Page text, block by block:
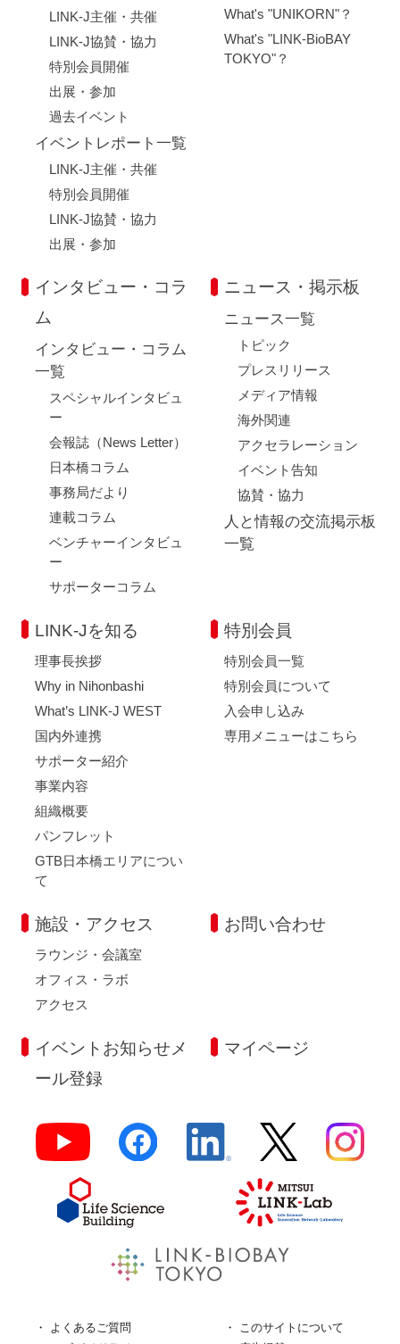
LINK-J主催・共催
LINK-J協賛・協力
特別会員開催
出展・参加
過去イベント
イベントレポート一覧
LINK-J主催・共催
特別会員開催
LINK-J協賛・協力
出展・参加
What's "UNIKORN"？
What's "LINK-BioBAY
TOKYO"？
インタビュー・コラ
ム
インタビュー・コラム
一覧
スペシャルインタビュ
ー
会報誌（News Letter）
日本橋コラム
事務局だより
連載コラム
ベンチャーインタビュ
ー
サポーターコラム
ニュース・掲示板
ニュース一覧
トピック
プレスリリース
メディア情報
海外関連
アクセラレーション
イベント告知
協賛・協力
人と情報の交流掲示板
一覧
LINK-Jを知る
理事長挨拶
Why in Nihonbashi
What’s LINK-J WEST
国内外連携
サポーター紹介
事業内容
組織概要
パンフレット
GTB日本橋エリアについ
て
特別会員
特別会員一覧
特別会員について
入会申し込み
専用メニューはこちら
施設・アクセス
ラウンジ・会議室
オフィス・ラボ
アクセス
お問い合わせ
イベントお知らせメ
ール登録
マイページ
よくあるご質問
このサイトについて